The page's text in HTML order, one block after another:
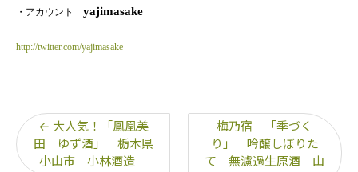
・アカウント yajimasake
http://twitter.com/yajimasake
← 大人気！「鳳凰美
田 ゆず酒」 栃木県
小山市 小林酒造
梅乃宿 「季づく
り」 吟醸しぼりた
て 無濾過生原酒 山